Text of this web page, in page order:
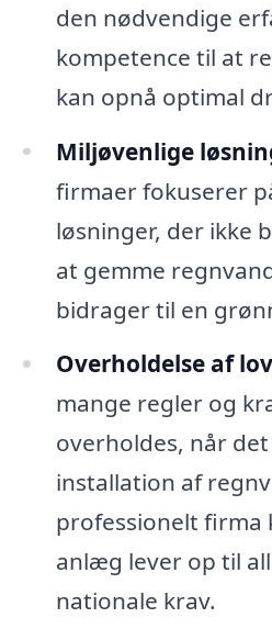
den nødvendige
kompetence til at
kan opnå optimal
Miljøvenlige
firmaer fokuserer
løsninger, der ikke
at gemme
bidrager til en
Overholdelse af
mange regler og
overholdes, når
installation af
professionelt firma
anlæg lever op til
nationale krav.